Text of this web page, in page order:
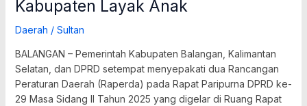
Kabupaten Layak Anak
Daerah / Sultan
BALANGAN – Pemerintah Kabupaten Balangan, Kalimantan
Selatan, dan DPRD setempat menyepakati dua Rancangan
Peraturan Daerah (Raperda) pada Rapat Paripurna DPRD ke-
29 Masa Sidang II Tahun 2025 yang digelar di Ruang Rapat